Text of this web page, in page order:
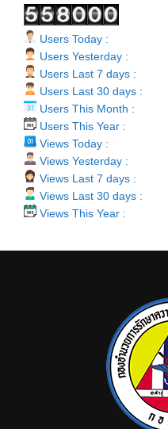
Users Today :
Users Yesterday :
Users Last 7 days :
Users Last 30 days :
Users This Month :
Users This Year :
Views Today :
Views Yesterday :
Views Last 7 days :
Views Last 30 days :
Views This Year :